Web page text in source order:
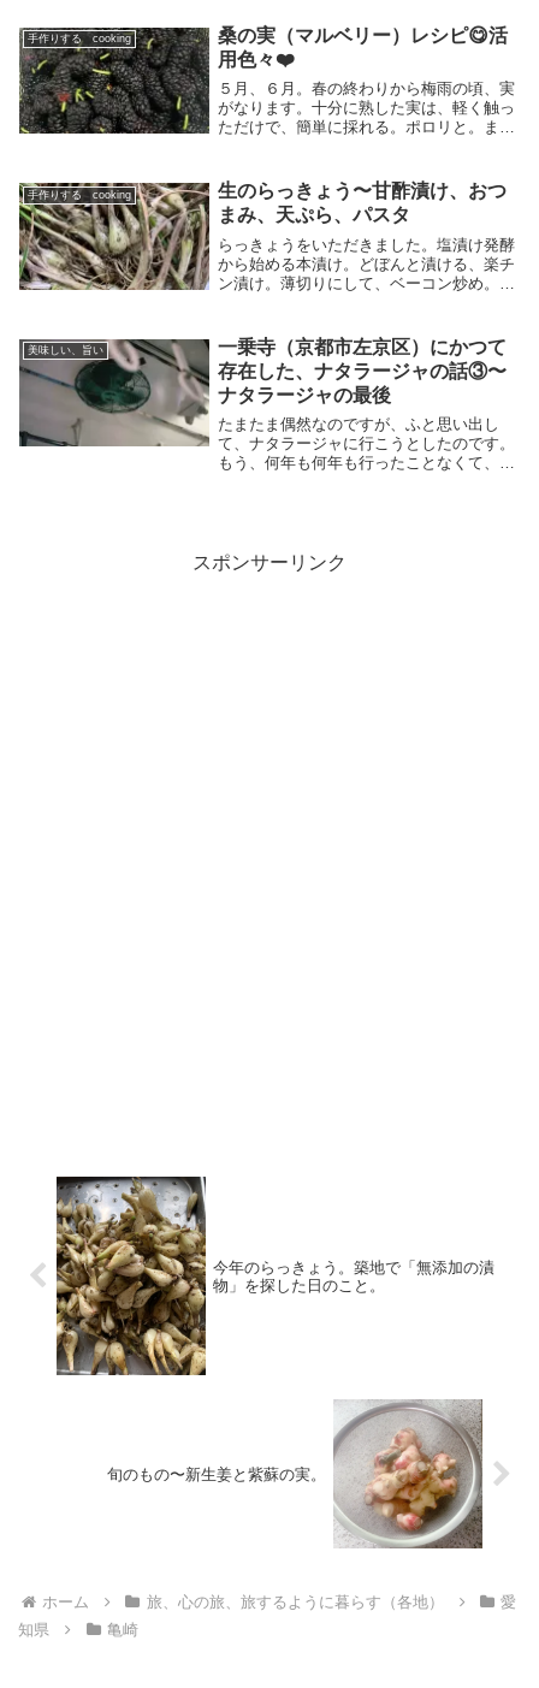
始まり、連日、◯人超え、過去最多、の報
道。波にのま...
手作りする cooking
桑の実（マルベリー）レシピ😋活
用色々❤️
５月、６月。春の終わりから梅雨の頃、実
がなります。十分に熟した実は、軽く触っ
ただけで、簡単に採れる。ポロリと。まだ
れるけど、食べると、やはり、まだ味がの
ってなかった...
手作りする cooking
生のらっきょう〜甘酢漬け、おつ
まみ、天ぷら、パスタ
らっきょうをいただきました。塩漬け発酵
から始める本漬け。どぼんと漬ける、楽チ
ン漬け。薄切りにして、ベーコン炒め。さ
スタに。荒みじんに切り、最後にフライパ
ンに入れて、...
美味しい、旨い
一乗寺（京都市左京区）にかつて
存在した、ナタラージャの話③〜
ナタラージャの最後
たまたま偶然なのですが、ふと思い出し
て、ナタラージャに行こうとしたのです。
もう、何年も何年も行ったことなくて、ほ
スポンサーリンク
今年のらっきょう。築地で「無添加の漬
物」を探した日のこと。
旬のもの〜新生姜と紫蘇の実。
ホーム 旅、心の旅、旅するように暮らす（各地）
愛
知県
亀崎